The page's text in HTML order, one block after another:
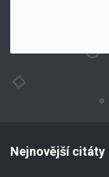
Nejnovější citáty